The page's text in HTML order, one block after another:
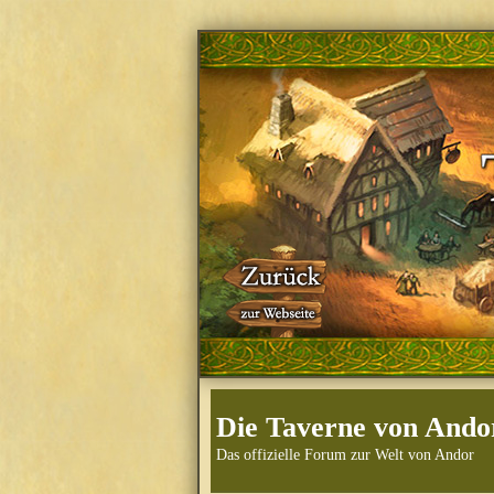
Die Taverne von
Das offizielle Forum zur Welt von Andor